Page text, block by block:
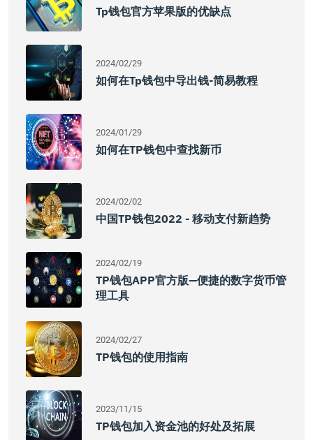
Tp钱包官方苹果版的优缺点
2024/02/29
如何在tp钱包中导出钱-简易教程
2024/01/29
如何在TP钱包中查找新币
2024/02/02
中国TP钱包2022 - 移动支付新趋势
2024/02/19
TP钱包APP官方版—便捷的数字货币管
理工具
2024/02/27
TP钱包的使用指南
2023/11/15
TP钱包加入资金池的好处及拓展